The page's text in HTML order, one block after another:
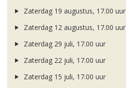
Zaterdag 19 augustus, 17.00 uur
Zaterdag 12 augustus, 17.00 uur
Zaterdag 29 juli, 17.00 uur
Zaterdag 22 juli, 17.00 uur
Zaterdag 15 juli, 17.00 uur